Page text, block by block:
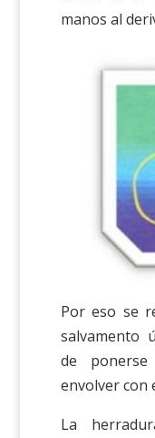
manos al
Por eso se
salvamento
de
envolver con
La